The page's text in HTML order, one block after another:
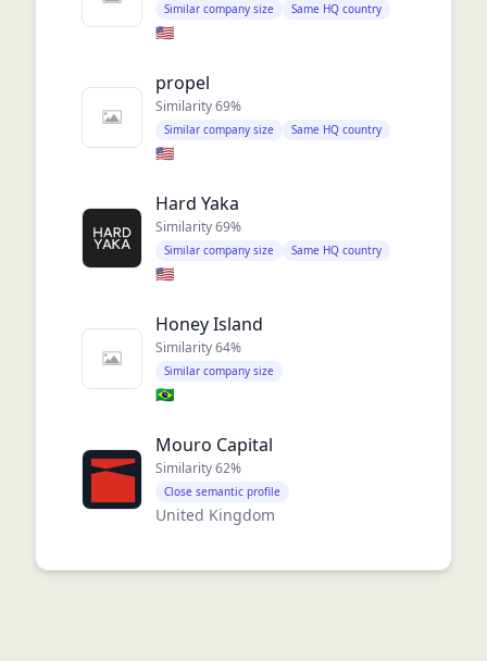
Similar company size Same HQ country
🇺🇸
propel
Similarity69%
Similar company size Same HQ country
🇺🇸
Hard Yaka
Similarity69%
Similar company size Same HQ country
🇺🇸
Honey Island
Similarity64%
Similar company size
🇧🇷
Mouro Capital
Similarity62%
Close semantic profile
United Kingdom